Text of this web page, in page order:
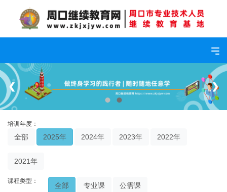
❮ ❯
培训年度：
全部 2025年 2024年 2023年 2022年
2021年
课程类型：
全部 专业课 公需课